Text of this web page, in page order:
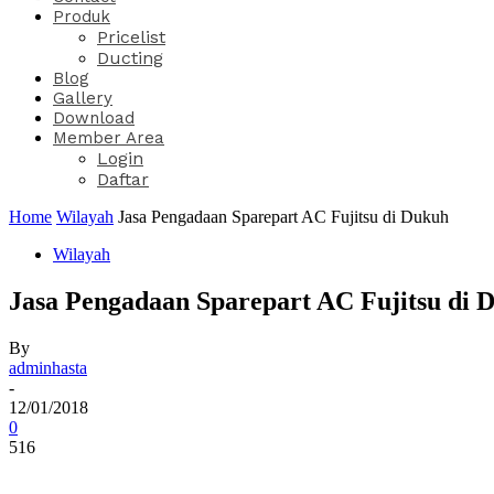
Produk
Pricelist
Ducting
Blog
Gallery
Download
Member Area
Login
Daftar
Home Wilayah Jasa Pengadaan Sparepart AC Fujitsu di Dukuh
Wilayah
Jasa Pengadaan Sparepart AC Fujitsu di
By
adminhasta
-
12/01/2018
0
516